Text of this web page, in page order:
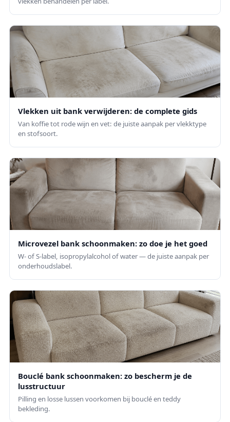
Vlekken uit bank verwijderen: de complete gids
Van koffie tot rode wijn en vet: de juiste aanpak per vlekktype
en stofsoort.
Microvezel bank schoonmaken: zo doe je het goed
W- of S-label, isopropylalcohol of water — de juiste aanpak per
onderhoudslabel.
Bouclé bank schoonmaken: zo bescherm je de
lusstructuur
Pilling en losse lussen voorkomen bij bouclé en teddy
bekleding.